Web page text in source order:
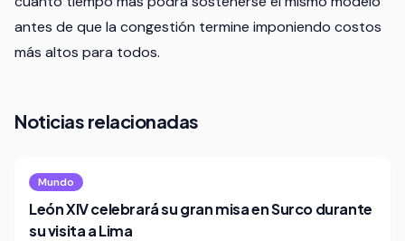
antes de que la congestión termine imponiendo costos
más altos para todos.
Noticias relacionadas
Mundo
León XIV celebrará su gran misa en Surco durante
su visita a Lima